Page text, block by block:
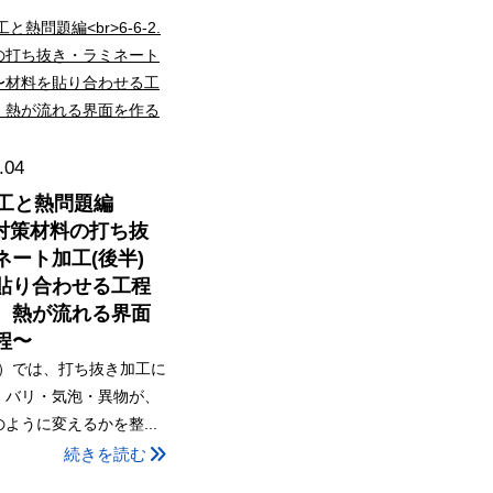
と熱問題編
策材料の打ち抜
ート加工(後半)
り合わせる工程
熱が流れる界面
〜
では、打ち抜き加工に
リ・気泡・異物が、
うに変えるかを整...
続きを読む